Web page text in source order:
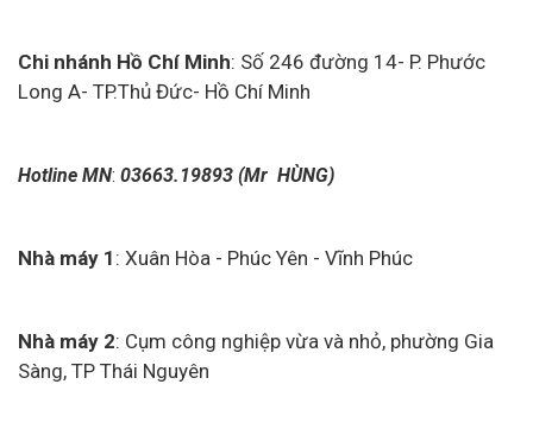
Chi nhánh Hồ Chí Minh: Số 246 đường 14- P. Phước
Long A- TP.Thủ Đức- Hồ Chí Minh
Hotline MN: 03663.19893 (Mr HÙNG)
Nhà máy 1 : Xuân Hòa - Phúc Yên - Vĩnh Phúc
Nhà máy 2: Cụm công nghiệp vừa và nhỏ, phường Gia
Sàng, TP Thái Nguyên